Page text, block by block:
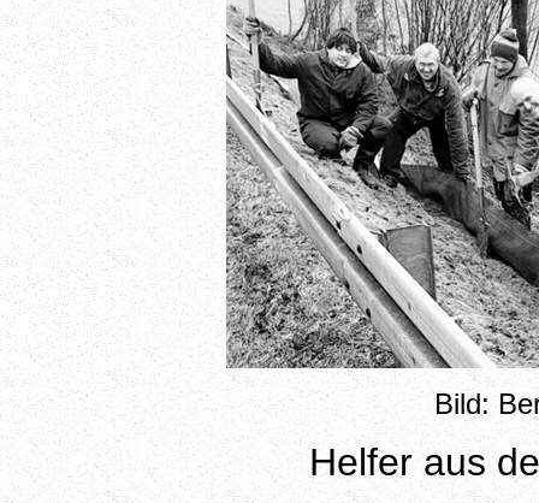
Bild:
Helfer aus